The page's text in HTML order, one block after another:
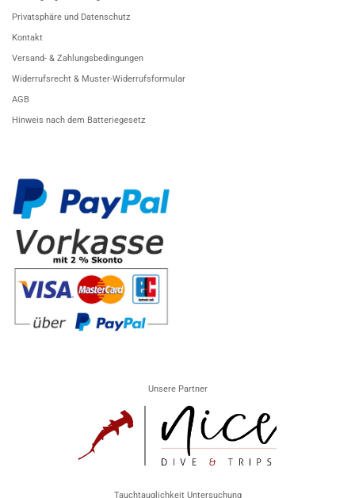
Privatsphäre und Datenschutz
Kontakt
Versand- & Zahlungsbedingungen
Widerrufsrecht & Muster-Widerrufsformular
AGB
Hinweis nach dem Batteriegesetz
Unsere Partner
Tauchtauglichkeit Untersuchung